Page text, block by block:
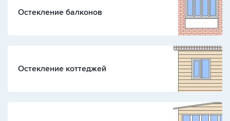
Остекление балконов
Остекление коттеджей